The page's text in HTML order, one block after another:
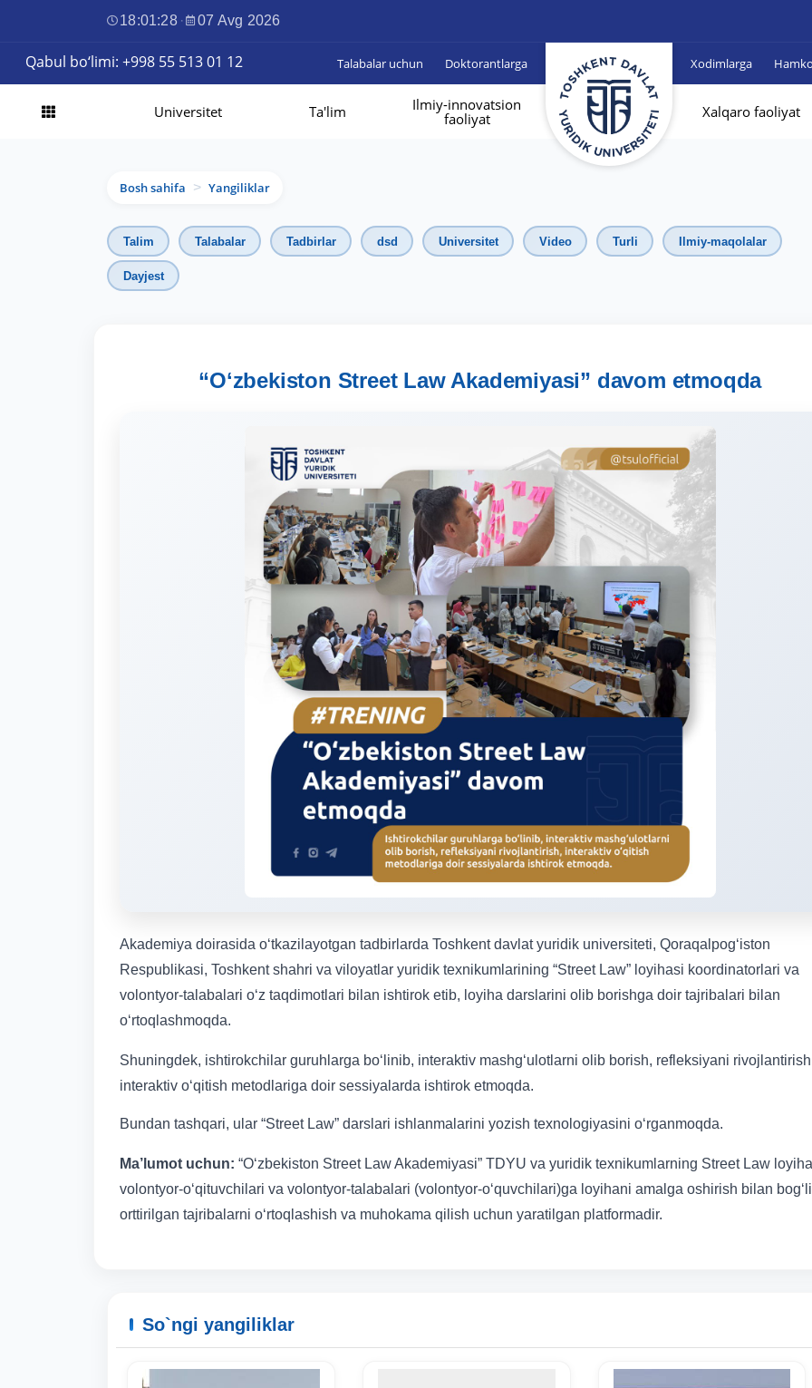
18:01:29 · 07 Avg 2026
Qabul bo‘limi: +998 55 513 01 12 Talabalar uchun Doktorantlarga Xodimlarga
Universitet Ta'lim
Ilmiy-innovatsion
faoliyat
Xalqaro faoliyat
Bosh sahifa > Yangiliklar
Talim Talabalar Tadbirlar dsd Universitet Video Turli Ilmiy-maqolalar
Dayjest
“Oʻzbekiston Street Law Akademiyasi” davom etmoqda
Akademiya doirasida oʻtkazilayotgan tadbirlarda Toshkent davlat yuridik universiteti, Qoraqalpogʻiston
Respublikasi, Toshkent shahri va viloyatlar yuridik texnikumlarining “Street Law” loyihasi koordinatorlari va
volontyor-talabalari oʻz taqdimotlari bilan ishtirok etib, loyiha darslarini olib borishga doir tajribalari bilan
oʻrtoqlashmoqda.
Shuningdek, ishtirokchilar guruhlarga boʻlinib, interaktiv mashgʻulotlarni olib borish, refleksiyani
interaktiv oʻqitish metodlariga doir sessiyalarda ishtirok etmoqda.
Bundan tashqari, ular “Street Law” darslari ishlanmalarini yozish texnologiyasini oʻrganmoqda.
Ma’lumot uchun: “O‘zbekiston Street Law Akademiyasi” TDYU va yuridik texnikumlarning Street Law
volontyor-o‘qituvchilari va volontyor-talabalari (volontyor-o‘quvchilari)ga loyihani amalga oshirish bilan
orttirilgan tajribalarni o‘rtoqlashish va muhokama qilish uchun yaratilgan platformadir.
So`ngi yangiliklar